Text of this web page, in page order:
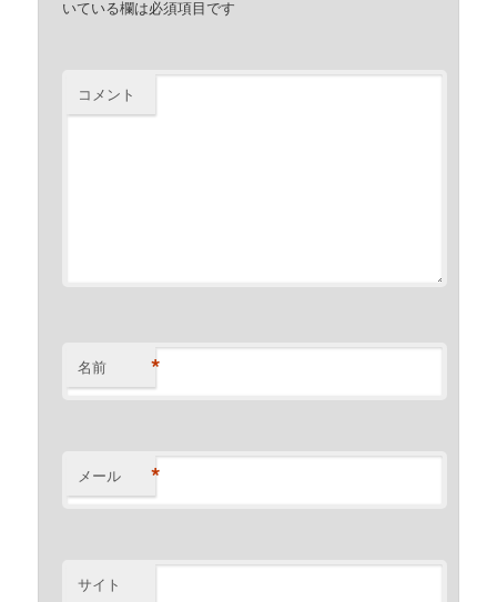
いている欄は必須項目です
コメント
名前 *
メール *
サイト